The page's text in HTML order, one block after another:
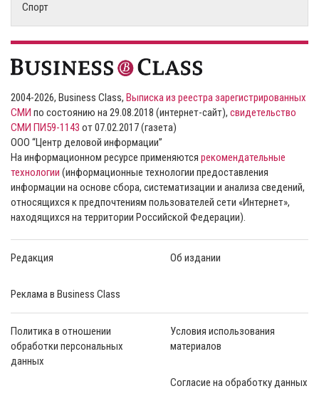
Спорт
2004-2026, Business Class, Выписка из реестра зарегистрированных
СМИ по состоянию на 29.08.2018 (интернет-сайт), свидетельство
СМИ ПИ59-1143 от 07.02.2017 (газета)
ООО “Центр деловой информации”
На информационном ресурсе применяются рекомендательные
технологии (информационные технологии предоставления
информации на основе сбора, систематизации и анализа сведений,
относящихся к предпочтениям пользователей сети «Интернет»,
находящихся на территории Российской Федерации).
Редакция Об издании
Реклама в Business Class
Политика в отношении
обработки персональных
данных
Условия использования
материалов
Согласие на обработку данных